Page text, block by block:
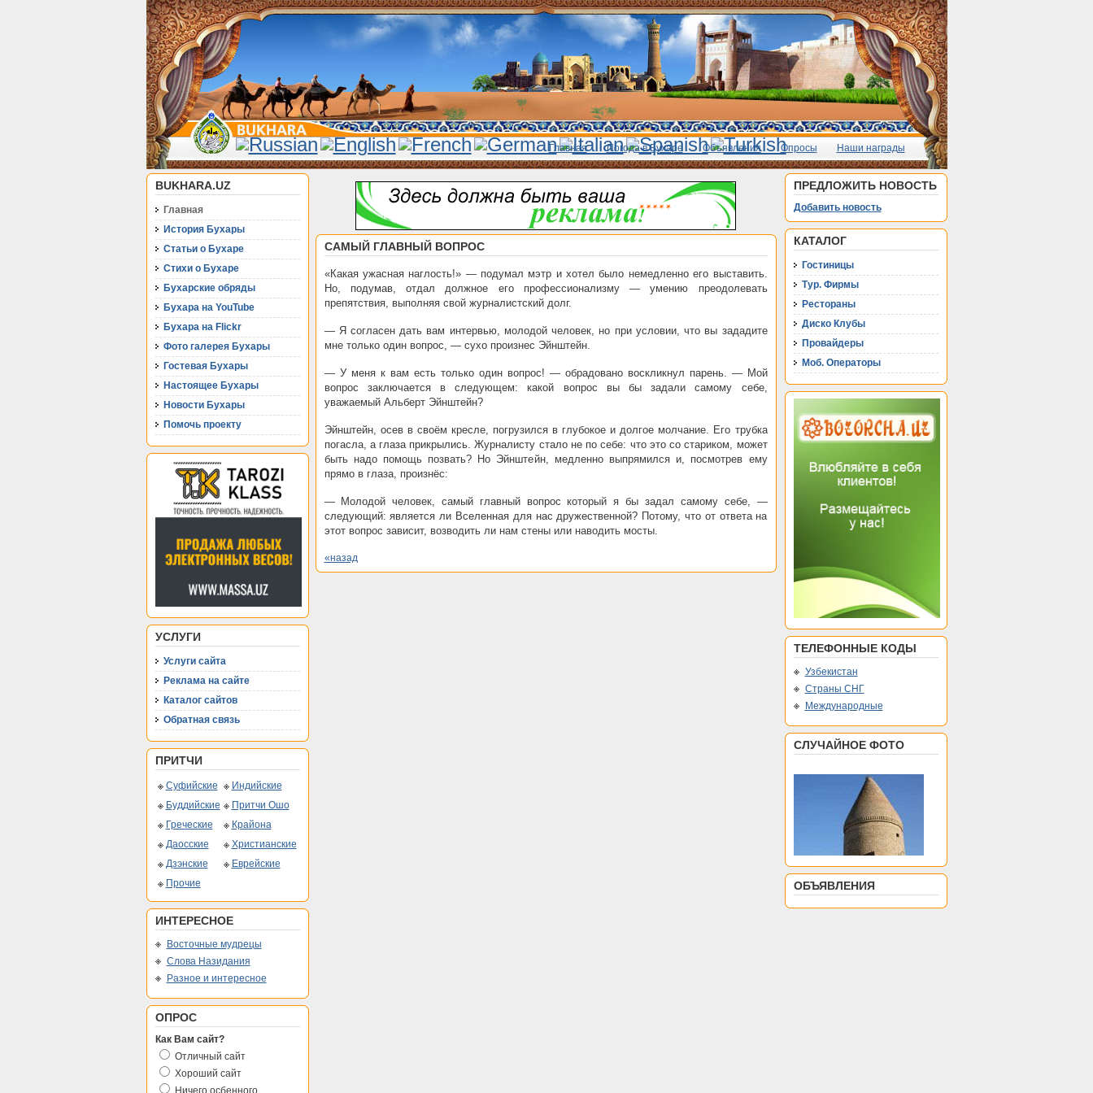
Главная Погода в Бухаре Объявления Опросы Наши награды
BUKHARA.UZ
Главная
История Бухары
Статьи о Бухаре
Стихи о Бухаре
Бухарские обряды
Бухара на YouTube
Бухара на Flickr
Фото галерея Бухары
Гостевая Бухары
Настоящее Бухары
Новости Бухары
Помочь проекту
УСЛУГИ
Услуги сайта
Реклама на сайте
Каталог сайтов
Обратная связь
ПРИТЧИ
Суфийские
Индийские
Буддийские
Притчи Ошо
Греческие
Крайона
Даосские
Христианские
Дзэнские
Еврейские
Прочие
ИНТЕРЕСНОЕ
Восточные мудрецы
Слова Назидания
Разное и интересное
ОПРОС
Как Вам сайт?
Отличный сайт
Хороший сайт
Ничего осбенного
САМЫЙ ГЛАВНЫЙ ВОПРОС
«Какая ужасная наглость!» — подумал мэтр и хотел было немедленно его выставить.
Но, подумав, отдал должное его профессионализму — умению преодолевать
препятствия, выполняя свой журналистский долг.
— Я согласен дать вам интервью, молодой человек, но при условии, что вы зададите
мне только один вопрос, — сухо произнес Эйнштейн.
— У меня к вам есть только один вопрос! — обрадовано воскликнул парень. — Мой
вопрос заключается в следующем: какой вопрос вы бы задали самому себе,
уважаемый Альберт Эйнштейн?
Эйнштейн, осев в своём кресле, погрузился в глубокое и долгое молчание. Его трубка
погасла, а глаза прикрылись. Журналисту стало не по себе: что это со стариком, может
быть надо помощь позвать? Но Эйнштейн, медленно выпрямился и, посмотрев ему
прямо в глаза, произнёс:
— Молодой человек, самый главный вопрос который я бы задал самому себе, —
следующий: является ли Вселенная для нас дружественной? Потому, что от ответа на
этот вопрос зависит, возводить ли нам стены или наводить мосты.
«назад
ПРЕДЛОЖИТЬ НОВОСТЬ
Добавить новость
КАТАЛОГ
Гостиницы
Тур. Фирмы
Рестораны
Диско Клубы
Провайдеры
Моб. Операторы
ТЕЛЕФОННЫЕ КОДЫ
Узбекистан
Страны СНГ
Международные
СЛУЧАЙНОЕ ФОТО
ОБЪЯВЛЕНИЯ